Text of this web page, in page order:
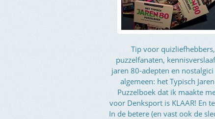
Tip voor quizliefhebbers,
puzzelfanaten,
jaren 80-adepten en
algemeen: het Typisch
Puzzelboek dat ik maakte
voor Denksport is KLAAR! En
In de betere (en vast ook de